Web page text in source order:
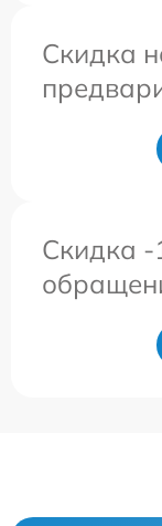
Скидка
Скидка -